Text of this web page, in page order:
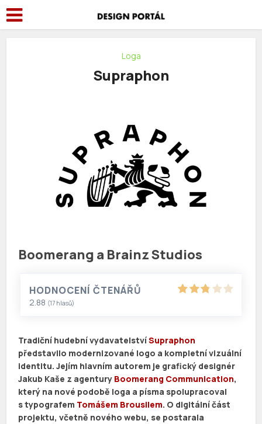
Loga
Supraphon
Boomerang a Brainz Studios
HODNOCENÍ ČTENÁŘŮ
2.88 (17 hlasů)
Tradiční hudební vydavatelstvíSupraphon
představilo modernizované logo a kompletní vizuální
identitu. Jejím hlavním autorem je grafický designér
Jakub Kaše z agentury Boomerang Communication,
který na nové podobě loga a písma spolupracoval
s typografem Tomášem Brousilem. O digitální část
projektu, včetně nového webu, se postarala